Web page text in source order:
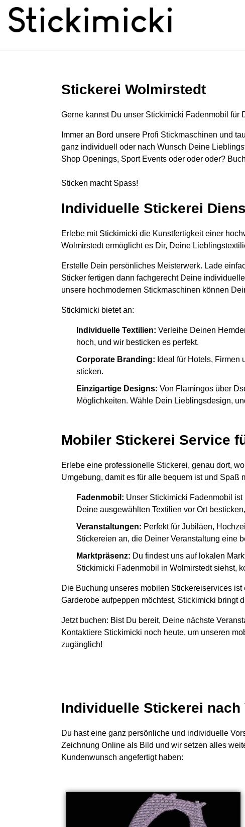
Stickerei Wolmirstedt
Gerne kannst Du unser Stickimicki Fadenmobil für
Immer an Bord unsere Profi Stickmaschinen und
ganz individuell oder nach Wunsch Deine
Shop Openings, Sport Events oder oder oder?
Sticken macht Spass!
Individuelle Stickerei
Erlebe mit Stickimicki die Kunstfertigkeit einer
Wolmirstedt ermöglicht es Dir, Deine
Erstelle Dein persönliches Meisterwerk. Lade
Sticker fertigen dann fachgerecht Deine
unsere hochmodernen Stickmaschinen können
Stickimicki bietet an:
Individuelle Textilien: Verleihe Deinen
hoch, und wir besticken es perfekt.
Corporate Branding: Ideal für Hotels, Firmen
sticken.
Einzigartige Designs: Von Flamingos über
Möglichkeiten. Wähle Dein Lieblingsdesign,
Mobiler Stickerei Service
Erlebe eine professionelle Stickerei, genau dort,
Umgebung, damit es für alle bequem ist und Spaß
Fadenmobil: Unser Stickimicki Fadenmobil
Deine ausgewählten Textilien vor Ort
Veranstaltungen: Perfekt für Jubiläen,
Stickereien an, die Deiner Veranstaltung eine
Marktpräsenz: Du findest uns auf lokalen
Stickimicki Fadenmobil in Wolmirstedt siehst,
Die Buchung unseres mobilen Stickereiservices
Garderobe aufpeppen möchtest, Stickimicki bringt
Jetzt buchen: Bist Du bereit, Deine nächste
Kontaktiere Stickimicki noch heute, um unseren
zugänglich!
Individuelle Stickerei nach
Du hast eine ganz persönliche und individuelle
Zeichnung Online als Bild und wir setzen alles
Kundenwunsch angefertigt haben: